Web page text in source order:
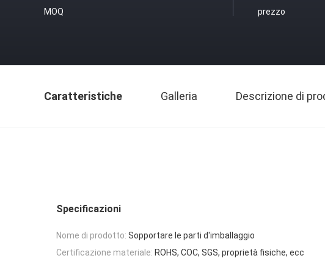
MOQ prezzo
Caratteristiche Galleria Descrizione di
Specificazioni
Nome di prodotto: Sopportare le parti d'imballaggio
Certificazione materiale: ROHS, COC, SGS, proprietà fisiche, ecc